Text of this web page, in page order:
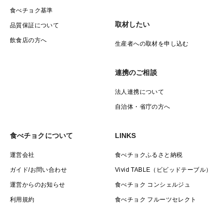
食べチョク基準
品質保証について
飲食店の方へ
取材したい
生産者への取材を申し込む
連携のご相談
法人連携について
自治体・省庁の方へ
食べチョクについて
運営会社
ガイド/お問い合わせ
運営からのお知らせ
利用規約
LINKS
食べチョクふるさと納税
Vivid TABLE（ビビッドテーブル）
食べチョク コンシェルジュ
食べチョク フルーツセレクト